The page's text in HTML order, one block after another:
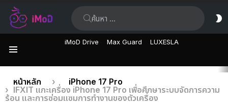
iMoD Drive Max Guard LUXESLA
เรื่อง
ล่าสุด
คุณอยู่ที่นี่:
หน้าหลัก
iPhone 17 Pro
IFXIT แกะเครื่อง iPhone 17 Pro เพื่อศึกษาระบบจัดการความ
ร้อน และการซ่อมแซมการทำงานของตัวเครื่อง